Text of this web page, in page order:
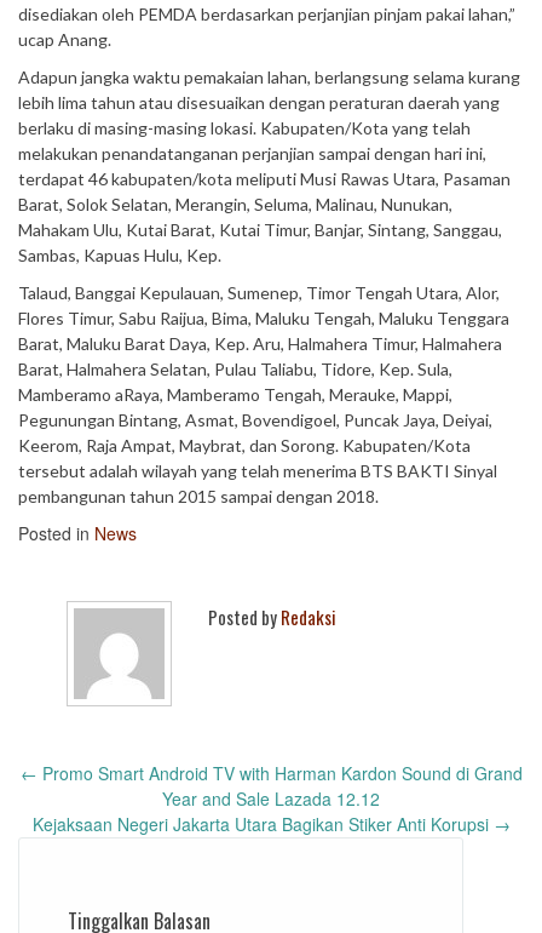
disediakan oleh PEMDA berdasarkan perjanjian pinjam pakai lahan,”
ucap Anang.
Adapun jangka waktu pemakaian lahan, berlangsung selama kurang
lebih lima tahun atau disesuaikan dengan peraturan daerah yang
berlaku di masing-masing lokasi. Kabupaten/Kota yang telah
melakukan penandatanganan perjanjian sampai dengan hari ini,
terdapat 46 kabupaten/kota meliputi Musi Rawas Utara, Pasaman
Barat, Solok Selatan, Merangin, Seluma, Malinau, Nunukan,
Mahakam Ulu, Kutai Barat, Kutai Timur, Banjar, Sintang, Sanggau,
Sambas, Kapuas Hulu, Kep.
Talaud, Banggai Kepulauan, Sumenep, Timor Tengah Utara, Alor,
Flores Timur, Sabu Raijua, Bima, Maluku Tengah, Maluku Tenggara
Barat, Maluku Barat Daya, Kep. Aru, Halmahera Timur, Halmahera
Barat, Halmahera Selatan, Pulau Taliabu, Tidore, Kep. Sula,
Mamberamo aRaya, Mamberamo Tengah, Merauke, Mappi,
Pegunungan Bintang, Asmat, Bovendigoel, Puncak Jaya, Deiyai,
Keerom, Raja Ampat, Maybrat, dan Sorong. Kabupaten/Kota
tersebut adalah wilayah yang telah menerima BTS BAKTI Sinyal
pembangunan tahun 2015 sampai dengan 2018.
Posted in News
Posted byRedaksi
Post
← Promo Smart Android TV with Harman Kardon Sound di Grand
Year and Sale Lazada 12.12
Kejaksaan Negeri Jakarta Utara Bagikan Stiker Anti Korupsi →
Tinggalkan Balasan